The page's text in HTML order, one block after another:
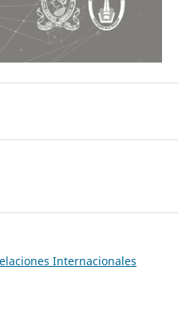
Internacionales